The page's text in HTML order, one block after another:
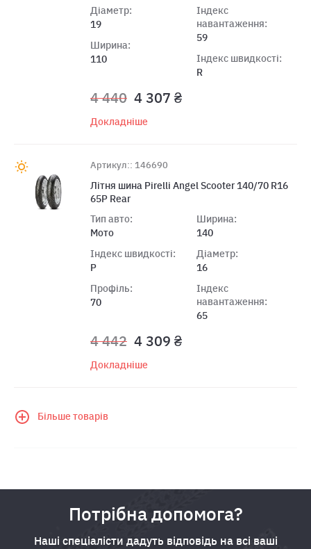
Діаметр:
19
Ширина:
110
Індекс
навантаження:
59
Індекс швидкості:
R
4 440 4 307 ₴
Докладніше
Артикул:: 146690
Лiтня шина Pirelli Angel Scooter 140/70 R16
65P Rear
Тип авто:
Мото
Індекс швидкості:
P
Профіль:
70
Ширина:
140
Діаметр:
16
Індекс
навантаження:
65
4 442 4 309 ₴
Докладніше
Більше товарів
Потрібна допомога?
Наші спеціалісти дадуть відповідь на всі ваші